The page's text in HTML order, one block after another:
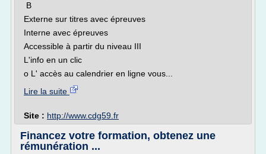
B
Externe sur titres avec épreuves
Interne avec épreuves
Accessible à partir du niveau III
L'info en un clic
o L' accès au calendrier en ligne vous...
Lire la suite
Site : http://www.cdg59.fr
Financez votre formation, obtenez une
rémunération ...